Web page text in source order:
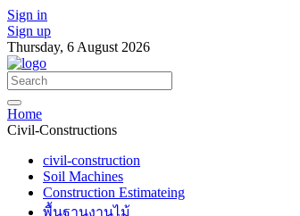
Sign in
Sign up
Thursday, 6 August 2026
Home
Civil-Constructions
civil-construction
Soil Machines
Construction Estimateing
พื้นฐานงานไม้